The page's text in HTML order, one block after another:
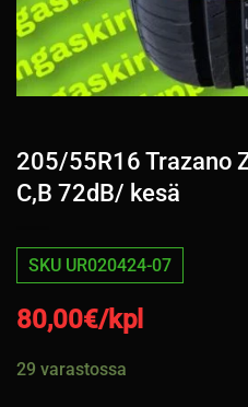
205/55R16 Trazano
C,B 72dB/ kesä
SKU UR020424-07
80,00€/kpl
29 varastossa